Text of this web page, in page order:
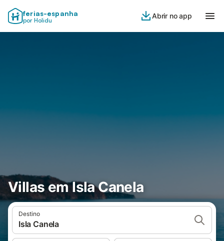
ferias-espanha
por Holidu
Abrir no app
Villas em Isla Canela
Destino
Isla Canela